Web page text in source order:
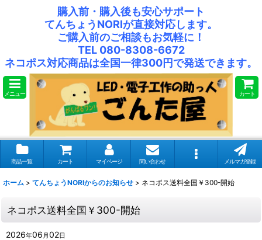
購入前・購入後も安心サポート
てんちょうNORIが直接対応します。
ご購入前のご相談もお気軽に！
TEL 080-8308-6672
ネコポス対応商品は全国一律300円で発送できます。
メニュー カート
商品一覧 カート マイページ 問い合わせ メルマガ登録
ホーム > てんちょうNORIからのお知らせ > ネコポス送料全国￥300-開始
ネコポス送料全国￥300-開始
2026年06 月02日